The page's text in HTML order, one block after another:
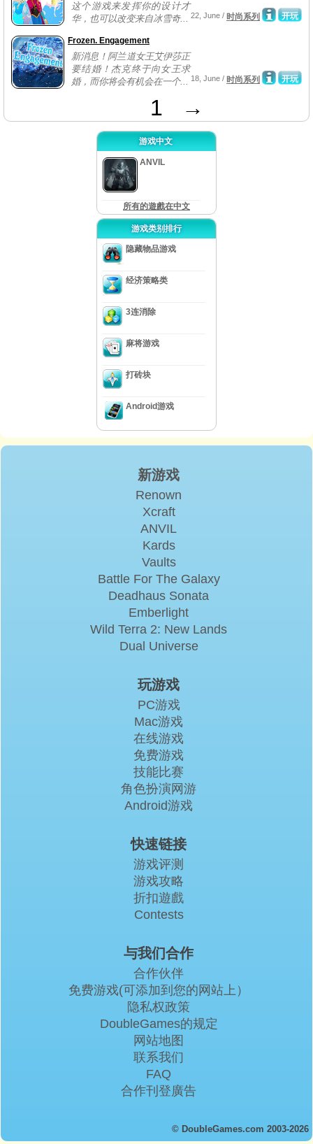
这个游戏来发挥你的设计才
华，也可以改变来自冰雪奇...
开玩
22, June / 时尚系列
Frozen. Engagement
新消息！阿兰道女王艾伊莎正
要结婚！杰克终于向女王求
婚，而你将会有机会在一个...
开玩
18, June / 时尚系列
1 →
游戏中文
ANVIL
所有的遊戲在中文
游戏类别排行
隐藏物品游戏
经济策略类
3连消除
麻将游戏
打砖块
Android游戏
新游戏
Renown
Xcraft
ANVIL
Kards
Vaults
Battle For The Galaxy
Deadhaus Sonata
Emberlight
Wild Terra 2: New Lands
Dual Universe
玩游戏
PC游戏
Mac游戏
在线游戏
免费游戏
技能比赛
角色扮演网游
Android游戏
快速链接
游戏评测
游戏攻略
折扣遊戲
Contests
与我们合作
合作伙伴
免费游戏(可添加到您的网站上）
隐私权政策
DoubleGames的规定
网站地图
联系我们
FAQ
合作刊登廣告
© DoubleGames.com 2003-2026